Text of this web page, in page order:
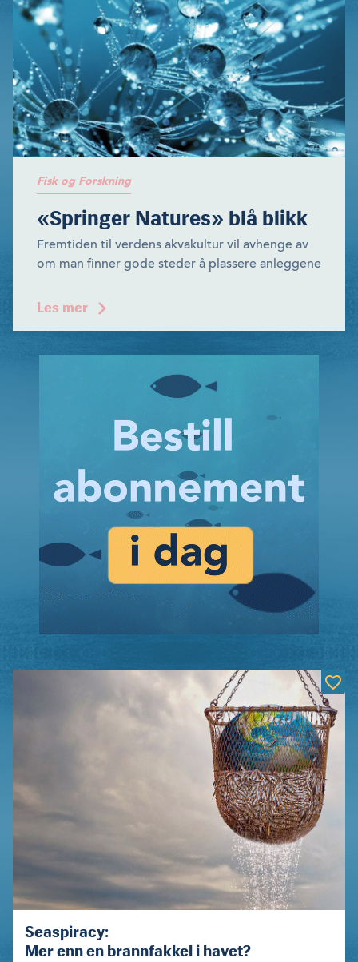
Fisk og Forskning
«Springer Natures» blå blikk
Fremtiden til verdens akvakultur vil avhenge av
om man finner gode steder å plassere anleggene
Les mer
Seaspiracy:
Mer enn en brannfakkel i havet?